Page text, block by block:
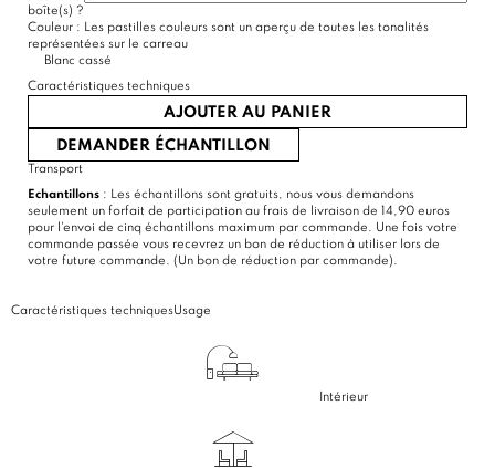
(2 avis)
boîte(s) ?
Couleur : Les pastilles couleurs sont un aperçu de toutes les tonalités
représentées sur le carreau
Blanc cassé
Caractéristiques techniques
AJOUTER AU PANIER
DEMANDER ÉCHANTILLON
Transport
Echantillons : Les échantillons sont gratuits, nous vous demandons
seulement un forfait de participation au frais de livraison de 14,90 euros
pour l'envoi de cinq échantillons maximum par commande. Une fois votre
commande passée vous recevrez un bon de réduction à utiliser lors de
votre future commande. (Un bon de réduction par commande).
Caractéristiques techniquesUsage
Intérieur